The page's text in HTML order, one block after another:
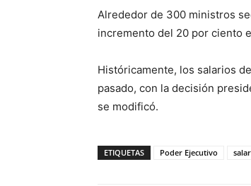
Alrededor de 300 ministros
incremento del 20 por ciento
Históricamente, los salarios
pasado, con la decisión
se modificó.
ETIQUETAS Poder Ejecutivo